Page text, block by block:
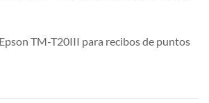
TM-T20III para recibos de puntos